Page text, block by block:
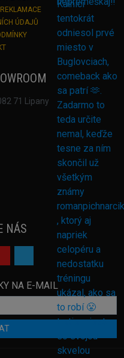
ÚDAJŮ
71 Lipany
NÁS
NA E-MAIL